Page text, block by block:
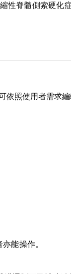
性脊髓側索硬化
照使用者需求編
能操作。